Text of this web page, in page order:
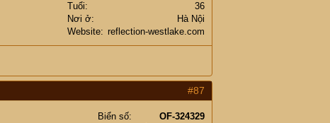
Tuổi
36
Nơi ở
Hà Nội
Website
reflection-westlake.com
#87
Biển số
OF-324329